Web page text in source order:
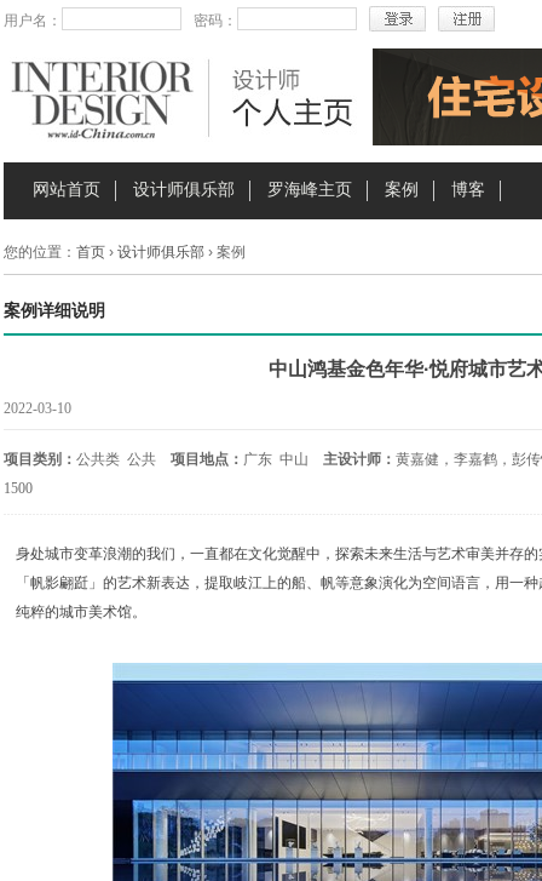
用户名： 密码：
网站首页 设计师俱乐部 罗海峰主页 案例 博客
您的位置： 首页› 设计师俱乐部› 案例
案例详细说明
中山鸿基金色年华·悦府城市艺
2022-03-10
项目类别： 公共类 公共 项目地点： 广东 中山 主设计师： 黄嘉健，李嘉鹤，彭
1500
身处城市变革浪潮的我们，一直都在文化觉醒中，探索未来生活与艺术审美并存
「帆影翩跹」的艺术新表达，提取岐江上的船、帆等意象演化为空间语言，用一
纯粹的城市美术馆。